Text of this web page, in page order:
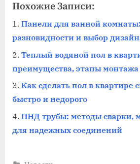
Похожие Записи:
Панели для ванной
разновидности и выбор
Теплый водяной пол в
преимущества, этапы монтажа
Как сделать пол в квартире
быстро и недорого
ПНД трубы: методы сварки,
для надежных соединений